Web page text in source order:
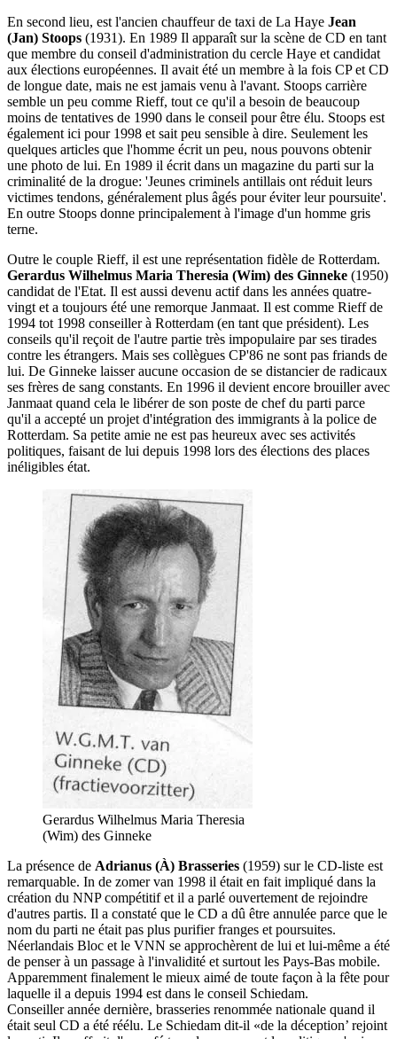
En second lieu, est l'ancien chauffeur de taxi de La Haye Jean
(Jan) Stoops (1931). En 1989 Il apparaît sur la scène de CD en tant
que membre du conseil d'administration du cercle Haye et candidat
aux élections européennes. Il avait été un membre à la fois CP et CD
de longue date, mais ne est jamais venu à l'avant. Stoops carrière
semble un peu comme Rieff, tout ce qu'il a besoin de beaucoup
moins de tentatives de 1990 dans le conseil pour être élu. Stoops est
également ici pour 1998 et sait peu sensible à dire. Seulement les
quelques articles que l'homme écrit un peu, nous pouvons obtenir
une photo de lui. En 1989 il écrit dans un magazine du parti sur la
criminalité de la drogue: 'Jeunes criminels antillais ont réduit leurs
victimes tendons, généralement plus âgés pour éviter leur poursuite'.
En outre Stoops donne principalement à l'image d'un homme gris
terne.
Outre le couple Rieff, il est une représentation fidèle de Rotterdam.
Gerardus Wilhelmus Maria Theresia (Wim) des Ginneke (1950)
candidat de l'Etat. Il est aussi devenu actif dans les années quatre-
vingt et a toujours été une remorque Janmaat. Il est comme Rieff de
1994 tot 1998 conseiller à Rotterdam (en tant que président). Les
conseils qu'il reçoit de l'autre partie très impopulaire par ses tirades
contre les étrangers. Mais ses collègues CP'86 ne sont pas friands de
lui. De Ginneke laisser aucune occasion de se distancier de radicaux
ses frères de sang constants. En 1996 il devient encore brouiller avec
Janmaat quand cela le libérer de son poste de chef du parti parce
qu'il a accepté un projet d'intégration des immigrants à la police de
Rotterdam. Sa petite amie ne est pas heureux avec ses activités
politiques, faisant de lui depuis 1998 lors des élections des places
inéligibles état.
Gerardus Wilhelmus Maria Theresia
(Wim) des Ginneke
La présence de Adrianus (À) Brasseries (1959) sur le CD-liste est
remarquable. In de zomer van 1998 il était en fait impliqué dans la
création du NNP compétitif et il a parlé ouvertement de rejoindre
d'autres partis. Il a constaté que le CD a dû être annulée parce que le
nom du parti ne était pas plus purifier franges et poursuites.
Néerlandais Bloc et le VNN se approchèrent de lui et lui-même a été
de penser à un passage à l'invalidité et surtout les Pays-Bas mobile.
Apparemment finalement le mieux aimé de toute façon à la fête pour
laquelle il a depuis 1994 est dans le conseil Schiedam.
Conseiller année dernière, brasseries renommée nationale quand il
était seul CD a été réélu. Le Schiedam dit-il «de la déception’ rejoint